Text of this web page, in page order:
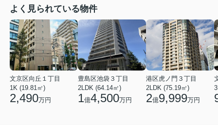
よく見られている物件
文京区向丘１丁目
1K (19.81㎡)
2,490万円
豊島区池袋３丁目
2LDK (64.14㎡)
1億4,500万円
港区虎ノ門３丁目
2LDK (75.19㎡)
2億9,999万円